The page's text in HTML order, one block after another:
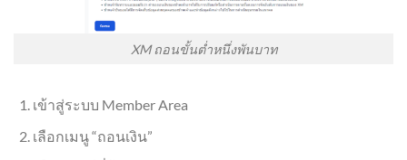
XM ถอนขั้นต่ำหนึ่งพันบาท
เข้าสู่ระบบ Member Area
เลือกเมนู “ถอนเงิน”